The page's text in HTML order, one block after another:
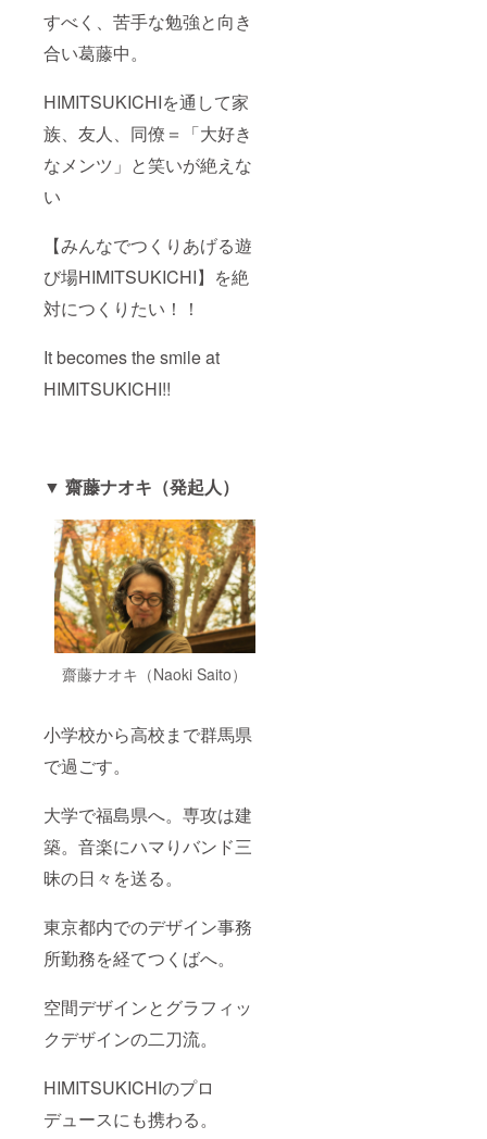
すべく、苦手な勉強と向き
合い葛藤中。
HIMITSUKICHIを通して家
族、友人、同僚＝「大好き
なメンツ」と笑いが絶えな
い
【みんなでつくりあげる遊
び場HIMITSUKICHI】を絶
対につくりたい！！
It becomes the smile at
HIMITSUKICHI!!
▼ 齋藤ナオキ（発起人）
齋藤ナオキ（Naoki Saito）
小学校から高校まで群馬県
で過ごす。
大学で福島県へ。専攻は建
築。音楽にハマりバンド三
昧の日々を送る。
東京都内でのデザイン事務
所勤務を経てつくばへ。
空間デザインとグラフィッ
クデザインの二刀流。
HIMITSUKICHIのプロ
デュースにも携わる。